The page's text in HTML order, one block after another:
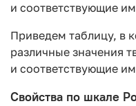
и соответствующие
Приведем таблицу, в
различные значения
и соответствующие
Свойства по шкале